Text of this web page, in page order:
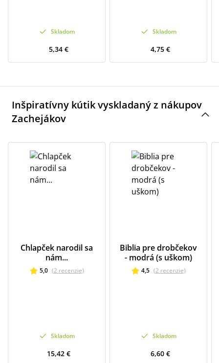
Skladom
5,34 €
Skladom
4,75 €
Inšpiratívny kútik vyskladaný z nákupov
Zachejákov
Chlapček narodil sa
nám...
5,0 (2 recenzie)
Skladom
15,42 €
Biblia pre drobčekov
- modrá (s uškom)
4,5 (2 recenzie)
Skladom
6,60 €